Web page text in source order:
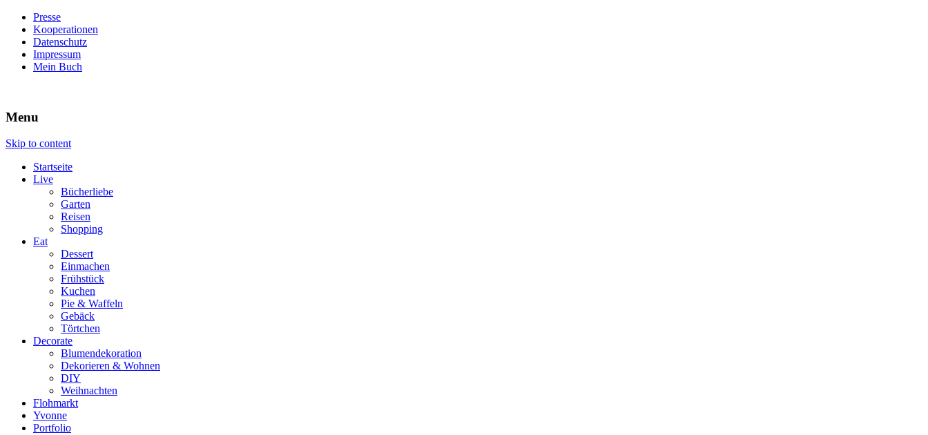
Presse
Kooperationen
Datenschutz
Impressum
Mein Buch
Villa König
Menu
Skip to content
Startseite
Live
Bücherliebe
Garten
Reisen
Shopping
Eat
Dessert
Einmachen
Frühstück
Kuchen
Pie & Waffeln
Gebäck
Törtchen
Decorate
Blumendekoration
Dekorieren & Wohnen
DIY
Weihnachten
Flohmarkt
Yvonne
Portfolio